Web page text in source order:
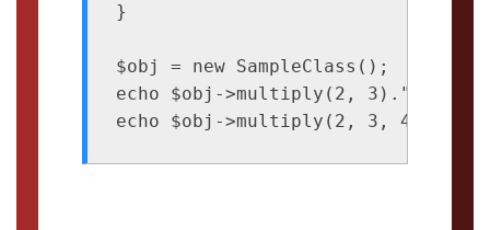
}
$obj = new SampleClass();
echo $obj->multiply(2, 3)."\n"; //